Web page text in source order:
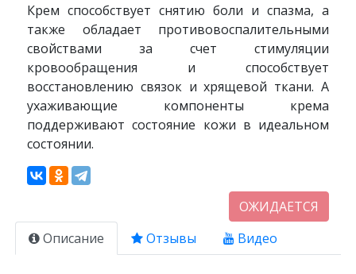
Крем способствует снятию боли и спазма, а
также обладает противовоспалительными
свойствами за счет стимуляции
кровообращения и способствует
восстановлению связок и хрящевой ткани. А
ухаживающие компоненты крема
поддерживают состояние кожи в идеальном
состоянии.
ОЖИДАЕТСЯ
Описание
Отзывы Видео